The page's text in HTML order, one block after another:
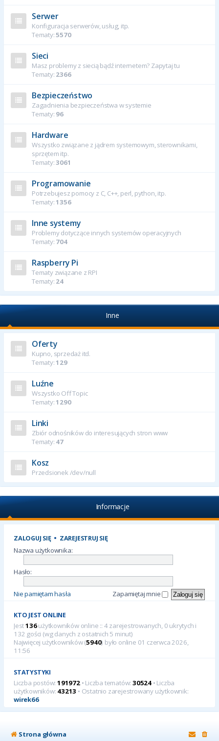
Serwer
Konfiguracja serwerów, usług, itp.
Tematy:5570
Sieci
Masz problemy z siecią bądź internetem? Zapytaj tu
Tematy: 2366
Bezpieczeństwo
Zagadnienia bezpieczeństwa w systemie
Tematy: 96
Hardware
Wszystko związane z jądrem systemowym, sterownikami,
sprzętem itp.
Tematy:3061
Programowanie
Potrzebujesz pomocy z C, C++, perl, python, itp.
Tematy:1356
Inne systemy
Problemy dotyczące innych systemów operacyjnych
Tematy: 704
Raspberry Pi
Tematy związane z RPI
Tematy: 24
Inne
Oferty
Kupno, sprzedaż itd.
Tematy:129
Luźne
Wszystko Off Topic
Tematy:1290
Linki
Zbiór odnośników do interesujących stron www
Tematy: 47
Kosz
Przedsionek /dev/null
Informacje
ZALOGUJ SIĘ• ZAREJESTRUJ SIĘ
Nazwa użytkownika:
Hasło:
Nie pamiętam hasła Zapamiętaj mnie
KTO JEST ONLINE
Jest136użytkowników online :: 4 zarejestrowanych, 0 ukrytych i
132 gości (wg danych z ostatnich 5 minut)
Najwięcej użytkowników (5940) było online 01 czerwca 2026,
11:56
STATYSTYKI
Liczba postów: 191972• Liczba tematów:30524 • Liczba
użytkowników: 43213 • Ostatnio zarejestrowany użytkownik:
wirek66
Strona główna